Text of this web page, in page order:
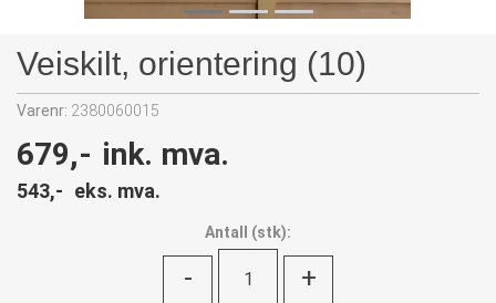
Veiskilt, orientering (10)
Varenr: 2380060015
679,- ink. mva.
543,- eks. mva.
Antall (stk):
- +